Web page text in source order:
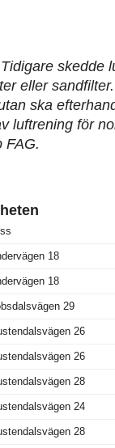
skedde
eller
ska
luftrening för
FAG.
18
18
29
26
26
28
24
28